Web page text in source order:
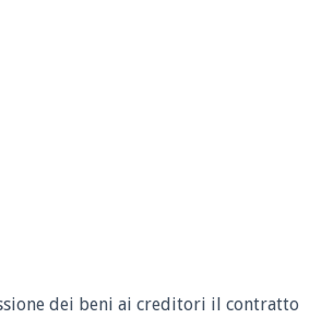
dei beni ai creditori il contratto